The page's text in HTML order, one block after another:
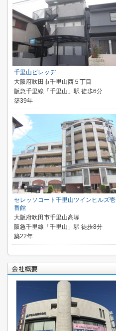
千里山ビレッヂ
大阪府吹田市千里山西５丁目
阪急千里線「千里山」駅 徒歩6分
築39年
セレッソコート千里山ツインヒルズ壱
番館
大阪府吹田市千里山高塚
阪急千里線「千里山」駅 徒歩8分
築22年